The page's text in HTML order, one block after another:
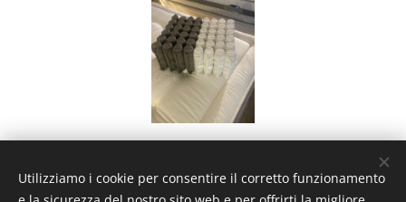
Utilizziamo i cookie per consentire il corretto funzionamento